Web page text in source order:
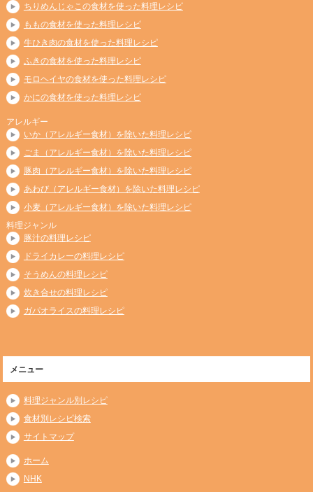
ちりめんじゃこの食材を使った料理レシピ
ももの食材を使った料理レシピ
牛ひき肉の食材を使った料理レシピ
ふきの食材を使った料理レシピ
モロヘイヤの食材を使った料理レシピ
かにの食材を使った料理レシピ
アレルギー
いか（アレルギー食材）を除いた料理レシピ
ごま（アレルギー食材）を除いた料理レシピ
豚肉（アレルギー食材）を除いた料理レシピ
あわび（アレルギー食材）を除いた料理レシピ
小麦（アレルギー食材）を除いた料理レシピ
料理ジャンル
豚汁の料理レシピ
ドライカレーの料理レシピ
そうめんの料理レシピ
炊き合せの料理レシピ
ガパオライスの料理レシピ
メニュー
料理ジャンル別レシピ
食材別レシピ検索
サイトマップ
ホーム
NHK